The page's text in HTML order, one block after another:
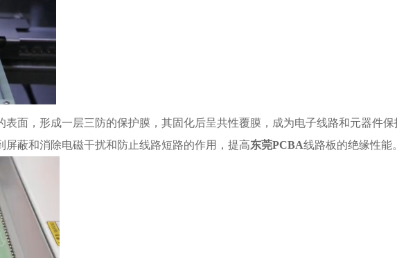
面，形成一层三防的保护膜，其固化后呈共性覆膜，成为电子线路和元器件
蔽和消除电磁干扰和防止线路短路的作用，提高东莞PCBA线路板的绝缘性能。